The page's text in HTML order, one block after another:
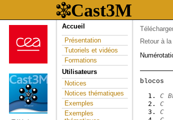
Accueil
Présentation
Tutoriels et vidéos
Formations
Utilisateurs
Notices
Notices thématiques
Exemples
Exemples
Retour à
C
C
C